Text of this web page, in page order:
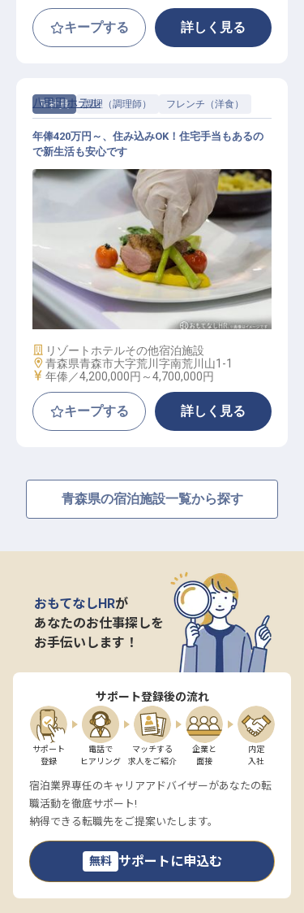
キープする 詳しく見る
正社員 調理（調理師） フレンチ（洋食）
洋食調理
八甲田ホテル
年俸420万円～、住み込みOK！住宅手当もあるの
で新生活も安心です
施設業態
リゾートホテルその他宿泊施設
勤務地
青森県青森市大字荒川字南荒川山1-1
給与
年俸／4,200,000円～4,700,000円
キープする 詳しく見る
青森県の宿泊施設一覧から探す
おもてなしHRが
あなたのお仕事探しを
お手伝いします！
サポート登録後の流れ
サポート
登録
電話で
ヒアリング
マッチする
求人をご紹介
企業と
面接
内定
入社
宿泊業界専任のキャリアアドバイザーがあなたの転
職活動を徹底サポート!
納得できる転職先をご提案いたします。
無料 サポートに申込む